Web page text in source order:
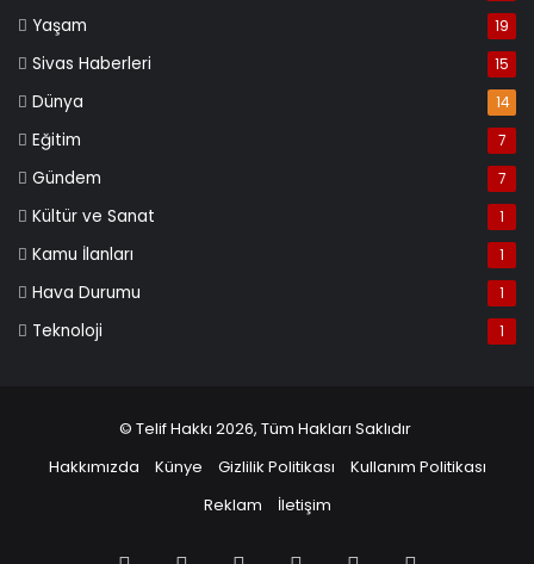
Yaşam 19
Sivas Haberleri 15
Dünya 14
Eğitim 7
Gündem 7
Kültür ve Sanat 1
Kamu İlanları 1
Hava Durumu 1
Teknoloji 1
© Telif Hakkı 2026, Tüm Hakları Saklıdır
Hakkımızda
Künye Gizlilik Politikası
Kullanım Politikası
Reklam
İletişim